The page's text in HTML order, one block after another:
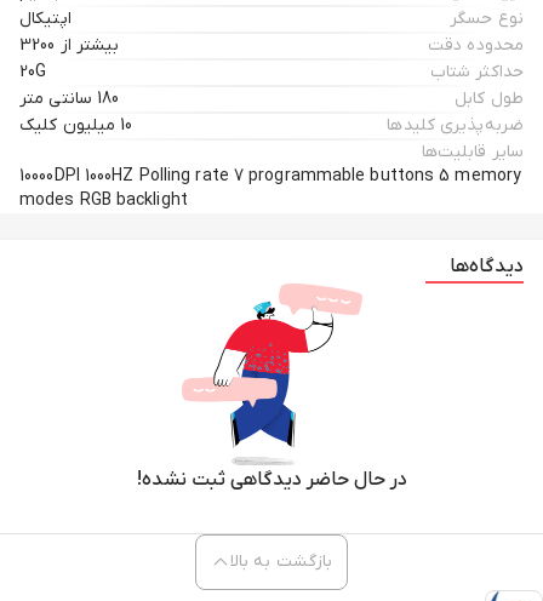
نوع حسگر
اپتیکال
محدوده دقت
بیشتر از 3200
حداکثر شتاب
20G
طول کابل
180 سانتی متر
ضربه‌پذیری کلیدها
10 میلیون کلیک
سایر قابلیت‌ها
10000DPI 1000HZ Polling rate 7 programmable buttons 5 memory
modes RGB backlight
دیدگاه‌ها
در حال حاضر دیدگاهی ثبت نشده!
بازگشت به بالا